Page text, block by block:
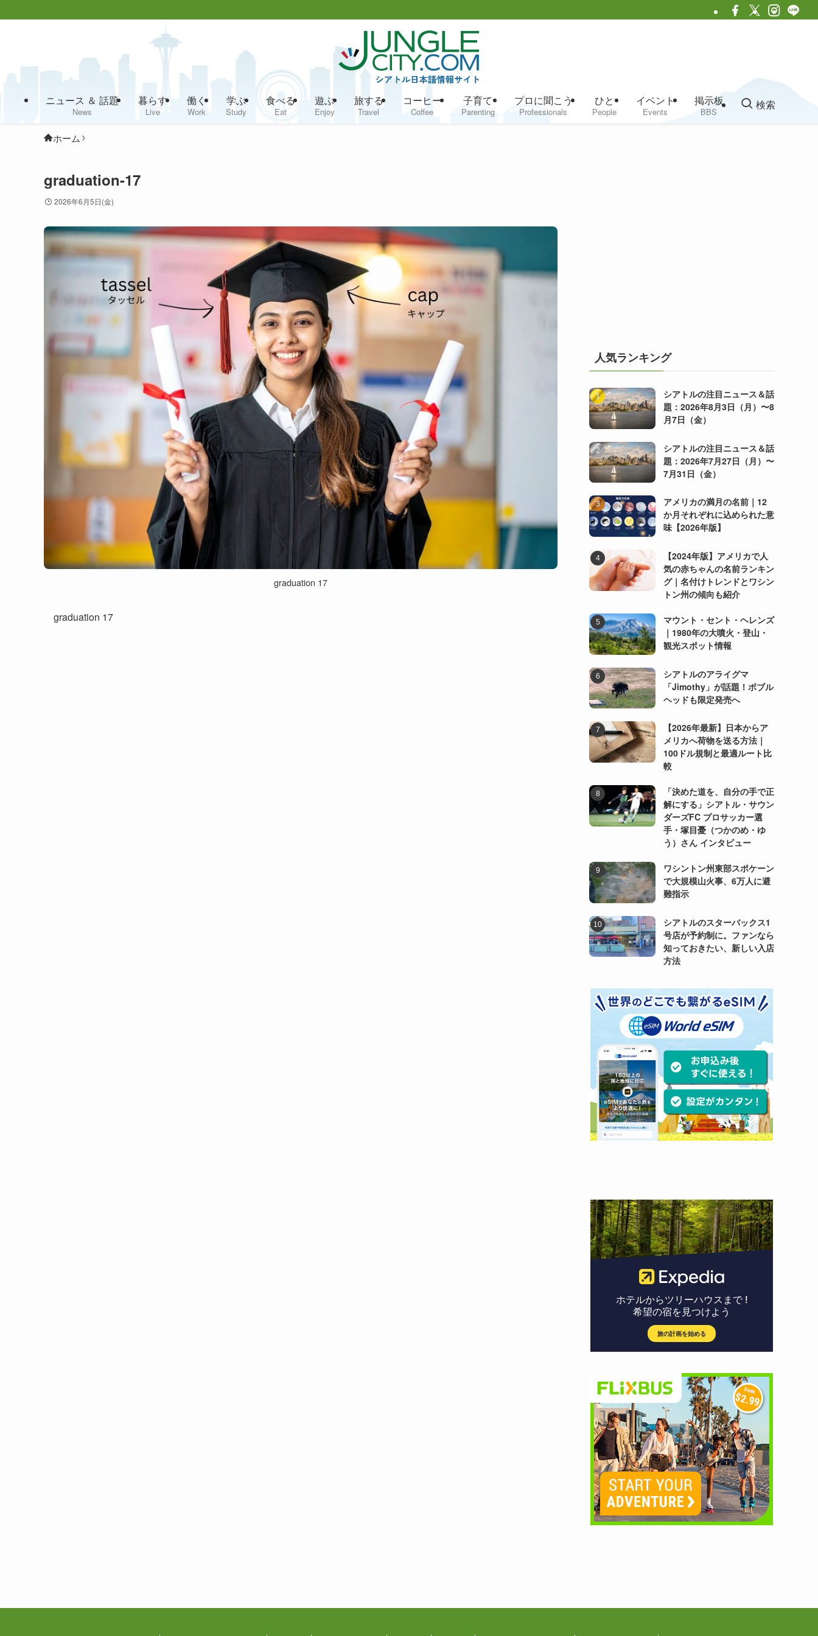
ニュース ＆ 話題
News
暮らす
Live
働く
Work
学ぶ
Study
食べる
Eat
遊ぶ
Enjoy
旅する
Travel
コーヒー
Coffee
子育て
Parenting
プロに聞こう
Professionals
ひと
People
イベント
Events
掲示板
BBS
検索
ホーム
graduation-17
2026年6月5日(金)
graduation 17
graduation 17
人気ランキング
シアトルの注目ニュース＆話
題：2026年8月3日（月）〜8
月7日（金）
シアトルの注目ニュース＆話
題：2026年7月27日（月）〜
7月31日（金）
アメリカの満月の名前｜12
か月それぞれに込められた意
味【2026年版】
【2024年版】アメリカで人
気の赤ちゃんの名前ランキン
グ｜名付けトレンドとワシン
トン州の傾向も紹介
マウント・セント・ヘレンズ
｜1980年の大噴火・登山・
観光スポット情報
シアトルのアライグマ
「Jimothy」が話題！ボブル
ヘッドも限定発売へ
【2026年最新】日本からア
メリカへ荷物を送る方法｜
100ドル規制と最適ルート比
較
「決めた道を、自分の手で正
解にする」シアトル・サウン
ダーズFC プロサッカー選
手・塚目憂（つかのめ・ゆ
う）さん インタビュー
ワシントン州東部スポケーン
で大規模山火事、6万人に避
難指示
シアトルのスターバックス1
号店が予約制に。ファンなら
知っておきたい、新しい入店
方法